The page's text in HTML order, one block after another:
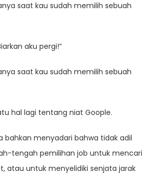
saat kau sudah memilih sebuah
aku pergi!”
saat kau sudah memilih sebuah
hal lagi tentang niat Goople.
bahkan menyadari bahwa tidak adil
tengah pemilihan job untuk mencari
atau untuk menyelidiki senjata jarak